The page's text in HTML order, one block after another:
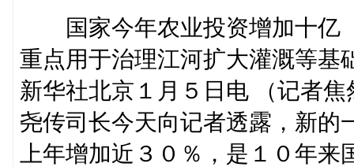
国家今年农业投资增加十亿
重点用于治理江河扩大灌溉等基
新华社北京１月５日电 （记者
尧传司长今天向记者透露，新的
上年增加近３０％，是１０年